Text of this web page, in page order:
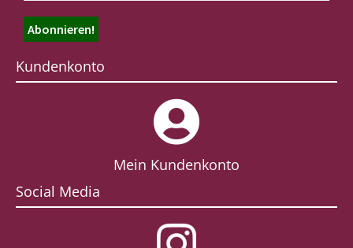
Kundenkonto
Mein Kundenkonto
Social Media